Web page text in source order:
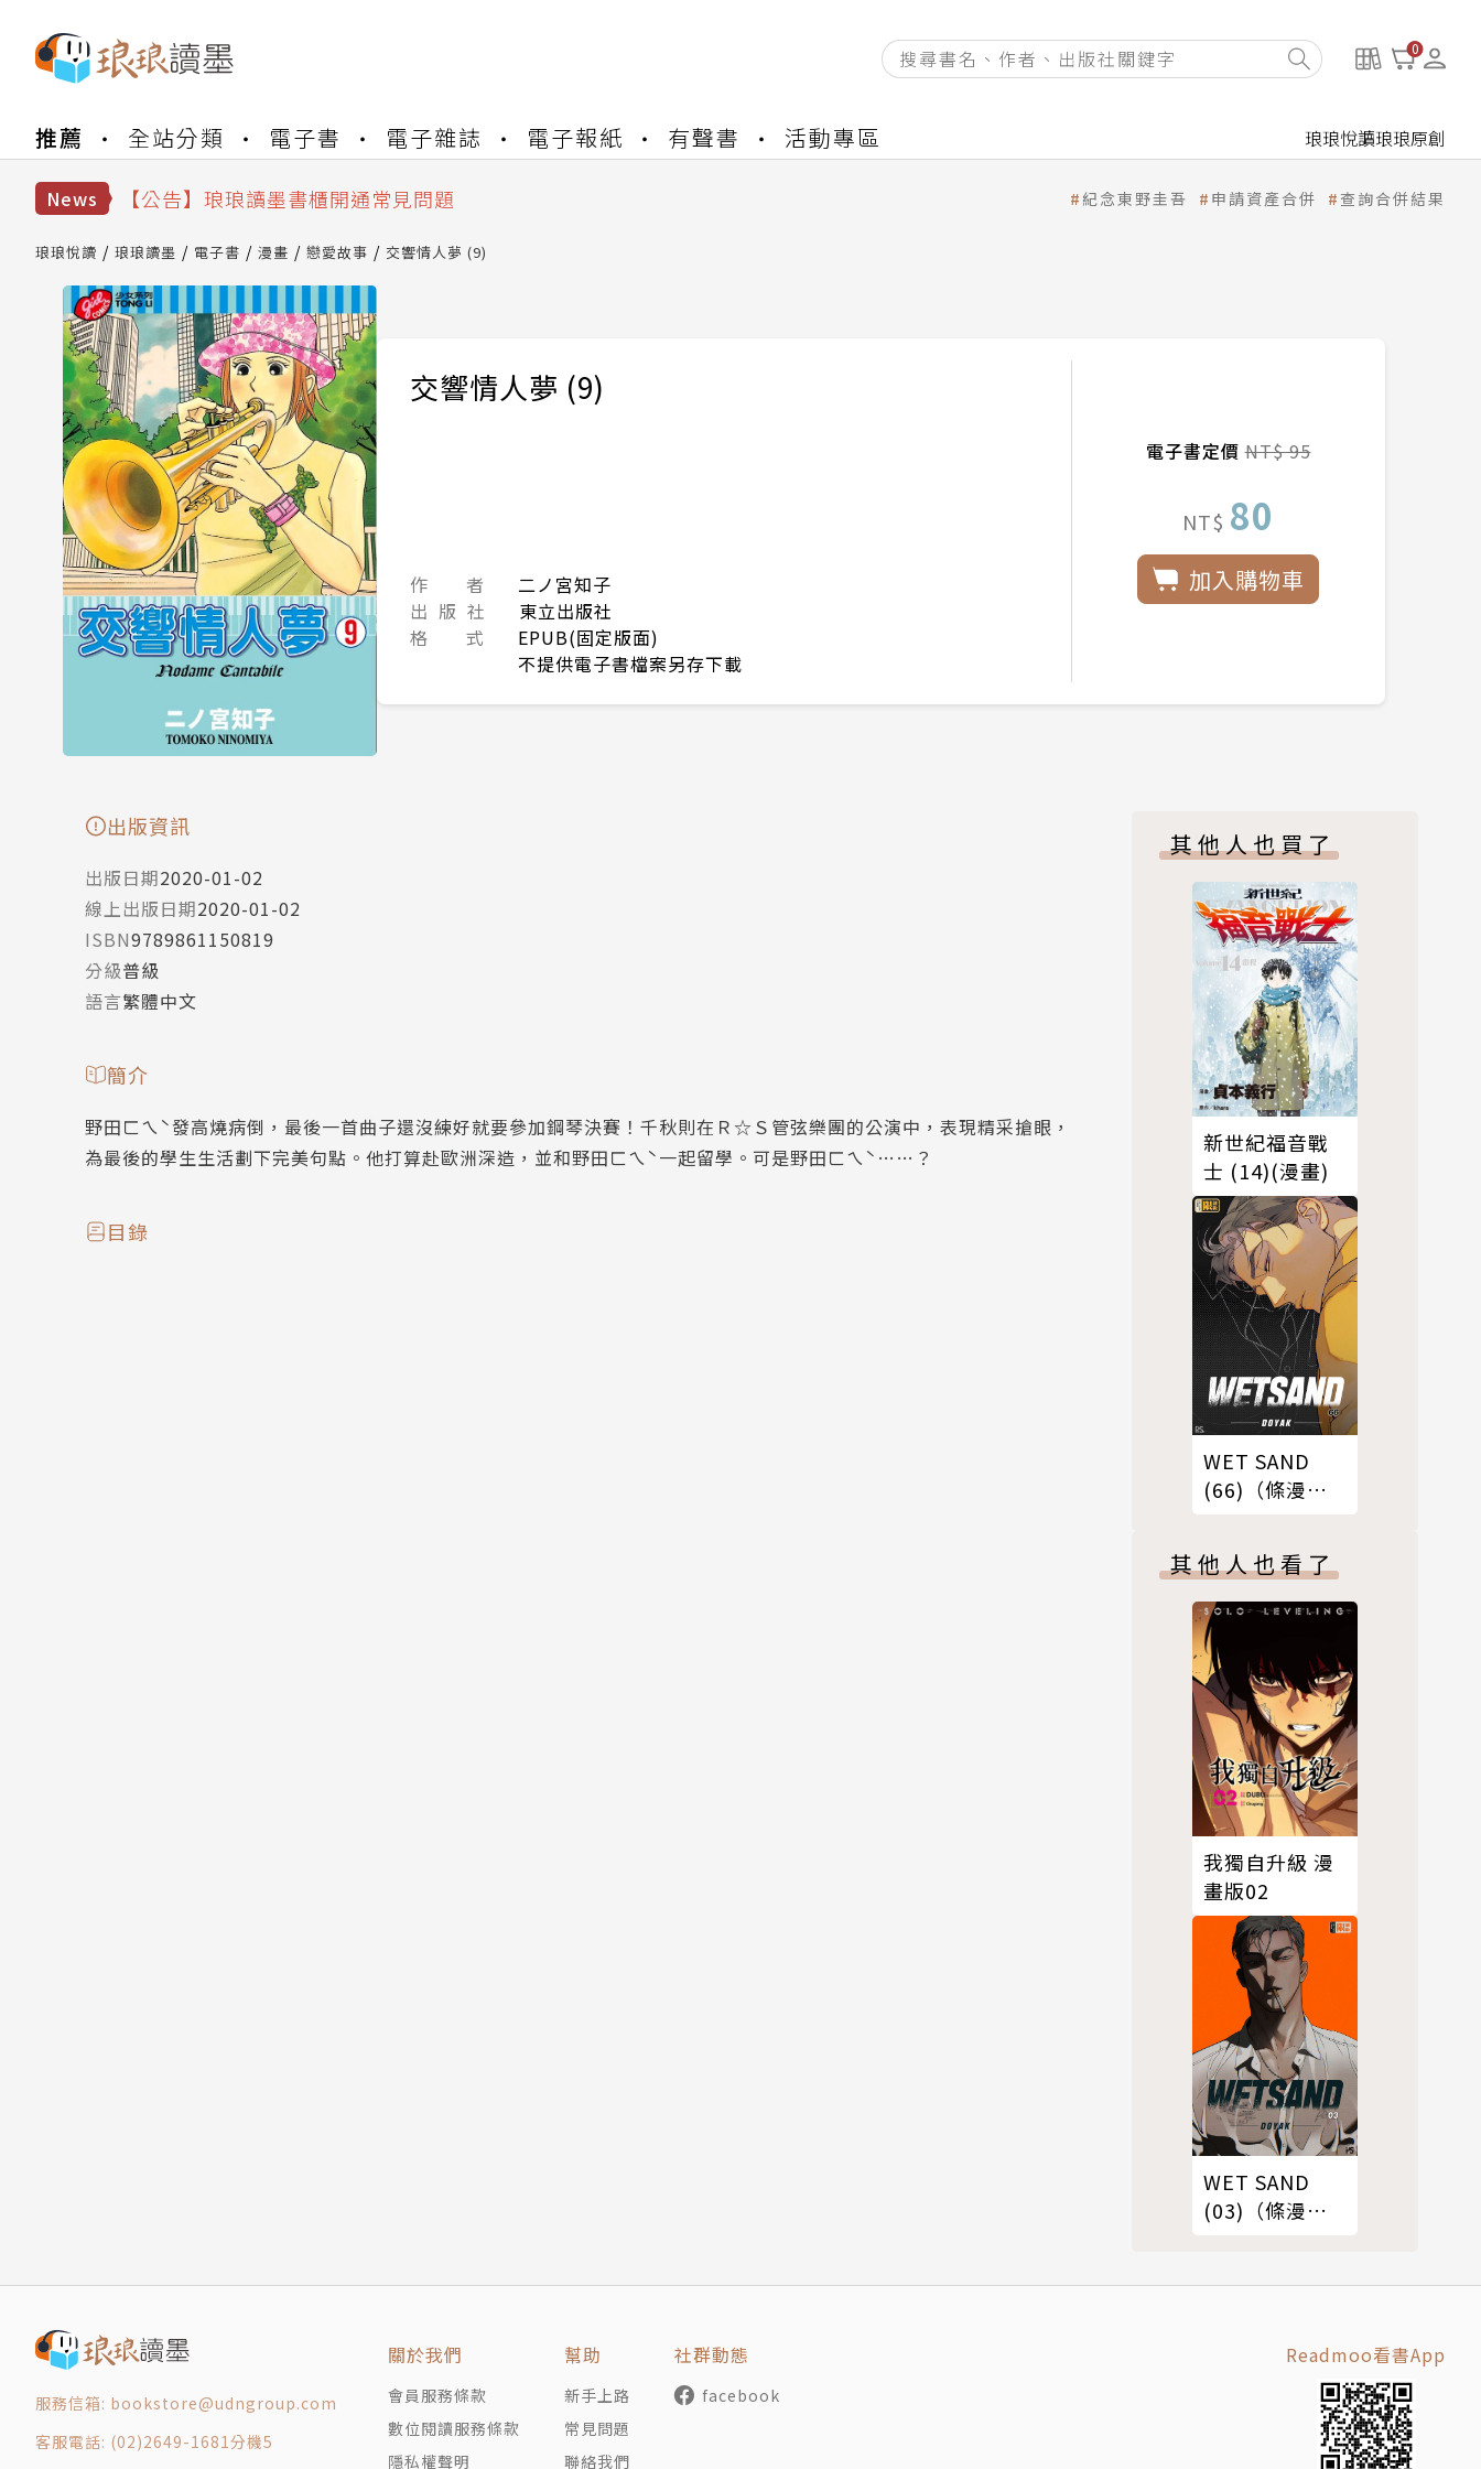
0
推薦 全站分類 電子書 電子雜誌 電子報紙 有聲書 活動專區 琅琅悅讀琅琅原創
News
【公告】琅琅讀墨數位閱讀資產合併與書櫃開通申請
【公告】琅琅讀墨 3 分鐘完成書櫃開通與資產合併申請圖文教學
【公告】琅琅讀墨數位閱讀資產合併與書櫃開通申請
紀念東野圭吾 申請資產合併 查詢合併結果
琅琅悅讀 琅琅讀墨 電子書 漫畫 戀愛故事 交響情人夢 (9)
交響情人夢 (9)
作 者
二ノ宮知子
出 版 社
東立出版社
格 式
EPUB(固定版面)
不提供電子書檔案另存下載
電子書定價NT$ 95
NT$ 80
加入購物車
出版資訊
出版日期2020-01-02
線上出版日期2020-01-02
ISBN9789861150819
分級普級
語言繁體中文
簡介
野田ㄈㄟˋ發高燒病倒，最後一首曲子還沒練好就要參加鋼琴決賽！千秋則在Ｒ☆Ｓ管弦樂團的公演中，表現精采搶眼，
為最後的學生生活劃下完美句點。他打算赴歐洲深造，並和野田ㄈㄟˋ一起留學。可是野田ㄈㄟˋ……？
目錄
其他人也買了
新世紀福音戰
士 (14)(漫畫)
WET SAND
(66)（條漫
其他人也看了
我獨自升級 漫
畫版02
WET SAND
(03)（條漫
服務信箱: bookstore@udngroup.com
客服電話: (02)2649-1681分機5
關於我們
會員服務條款
數位閱讀服務條款
隱私權聲明
幫助
新手上路
常見問題
聯絡我們
社群動態
facebook
Readmoo看書App